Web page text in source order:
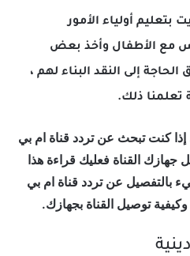
بتعليم أولياء الأمور
مع الأطفال وأخذ بعض
إلى النقد البناء لهم ،
تعلمنا ذلك.
كنت تبحث عن تردد قناة ام بي
القناة فعليك قراءة هذا
بالتفصيل عن تردد قناة ام بي